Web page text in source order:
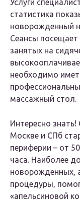
Услуги
статистика
новорожденный
Сеансы посещает
занятых на
необходимо
массажный стол.
Интересно
Москве и СПб
периферии – от
часа. Наиболее
новорожденных,
процедуры,
«апельсиновой